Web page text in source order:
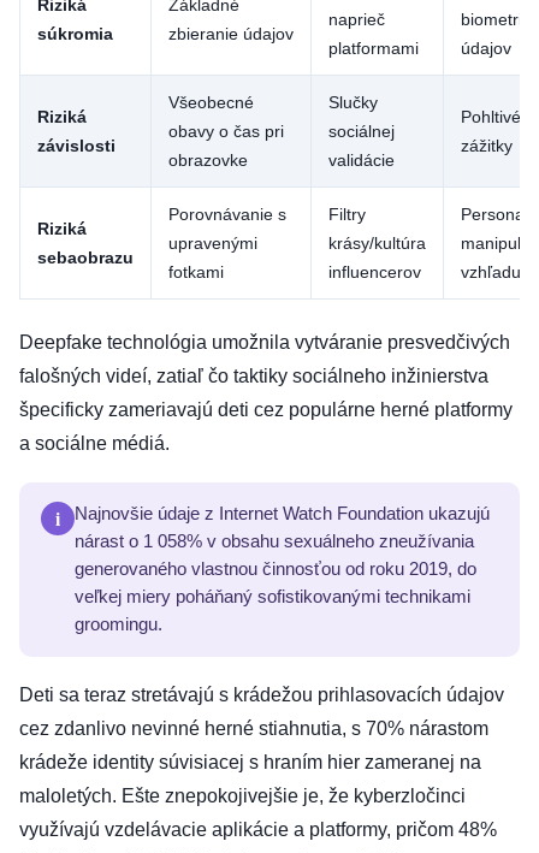
Riziká
súkromia
Základné
zbieranie údajov
naprieč
platformami
údajov
Riziká
závislosti
Všeobecné
obavy o čas pri
obrazovke
Slučky
sociálnej
validácie
Pohltivé
zážitky
Riziká
sebaobrazu
Porovnávanie s
upravenými
fotkami
Filtry
krásy/kultúra
influencerov
vzhľadu
Deepfake technológia umožnila vytváranie presvedčivých
falošných videí, zatiaľ čo taktiky sociálneho inžinierstva
špecificky zameriavajú deti cez populárne herné platformy
a sociálne médiá.
i
Najnovšie údaje z Internet Watch Foundation ukazujú
nárast o 1 058% v obsahu sexuálneho zneužívania
generovaného vlastnou činnosťou od roku 2019, do
veľkej miery poháňaný sofistikovanými technikami
groomingu.
Deti sa teraz stretávajú s krádežou prihlasovacích údajov
cez zdanlivo nevinné herné stiahnutia, s 70% nárastom
krádeže identity súvisiacej s hraním hier zameranej na
maloletých. Ešte znepokojivejšie je, že kyberzločinci
využívajú vzdelávacie aplikácie a platformy, pričom 48%